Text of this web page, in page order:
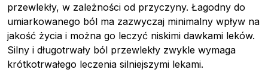
przewlekły, w zależności od przyczyny. Łagodny do
umiarkowanego ból ma zazwyczaj minimalny wpływ na
jakość życia i można go leczyć niskimi dawkami leków.
Silny i długotrwały ból przewlekły zwykle wymaga
krótkotrwałego leczenia silniejszymi lekami.